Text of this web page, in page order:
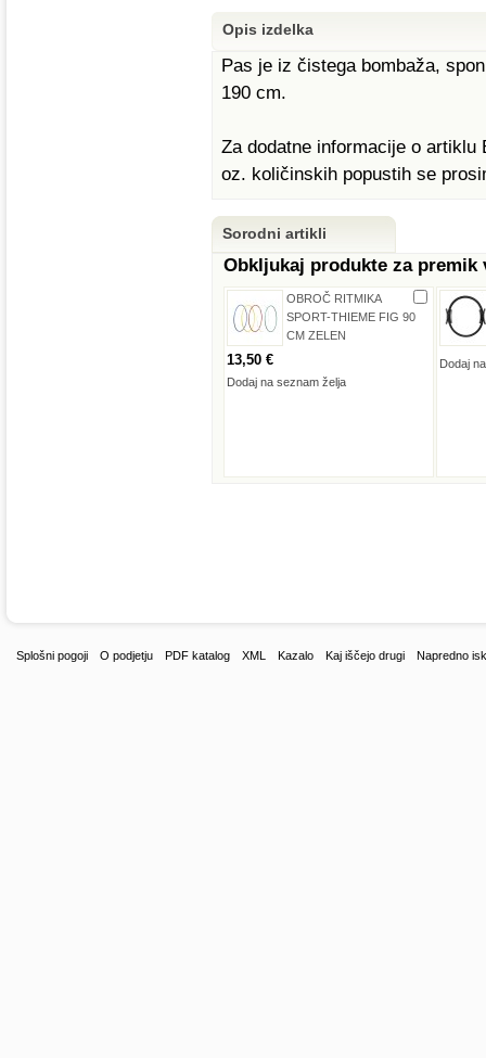
Opis izdelka
Pas je iz čistega bombaža,
190 cm.
Za dodatne informacije o artiklu
oz. količinskih popustih se
Sorodni artikli
Obkljukaj produkte za
OBROČ RITMIKA
SPORT-THIEME FIG 90
CM ZELEN
13,50 €
Dodaj na seznam želja
Dodaj
Splošni pogoji O podjetju PDF katalog XML Kazalo Kaj iščejo drugi Napredno